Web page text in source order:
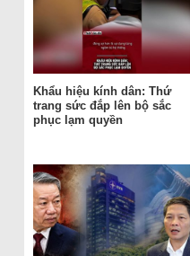
Khẩu hiệu kính dân: Thứ
trang sức đắp lên bộ sắc
phục lạm quyền